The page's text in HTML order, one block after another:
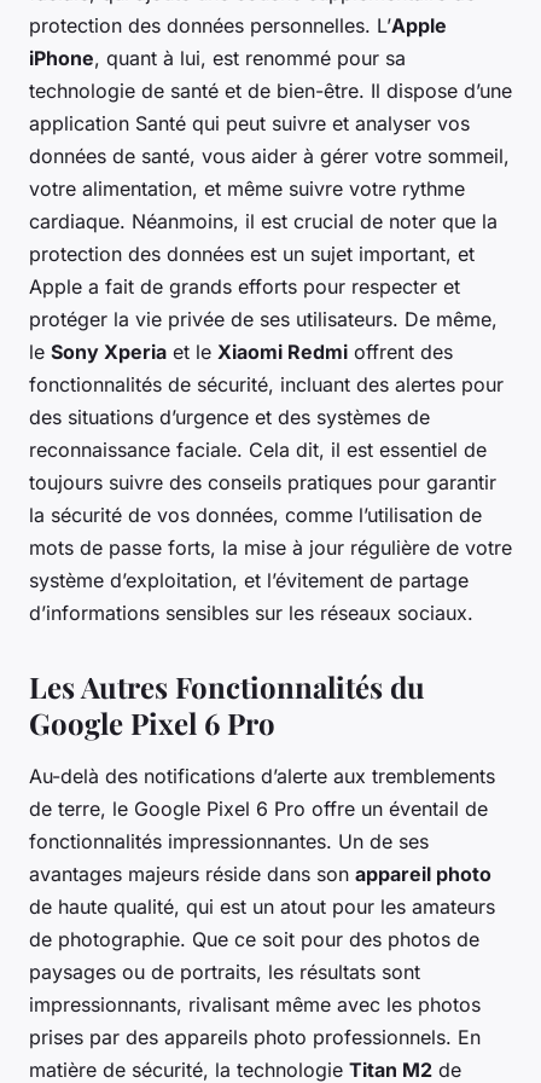
protection des données personnelles. L’Apple
iPhone, quant à lui, est renommé pour sa
technologie de santé et de bien-être. Il dispose d’une
application Santé qui peut suivre et analyser vos
données de santé, vous aider à gérer votre sommeil,
votre alimentation, et même suivre votre rythme
cardiaque. Néanmoins, il est crucial de noter que la
protection des données est un sujet important, et
Apple a fait de grands efforts pour respecter et
protéger la vie privée de ses utilisateurs. De même,
le Sony Xperia et le Xiaomi Redmi offrent des
fonctionnalités de sécurité, incluant des alertes pour
des situations d’urgence et des systèmes de
reconnaissance faciale. Cela dit, il est essentiel de
toujours suivre des conseils pratiques pour garantir
la sécurité de vos données, comme l’utilisation de
mots de passe forts, la mise à jour régulière de votre
système d’exploitation, et l’évitement de partage
d’informations sensibles sur les réseaux sociaux.
Les Autres Fonctionnalités du
Google Pixel 6 Pro
Au-delà des notifications d’alerte aux tremblements
de terre, le Google Pixel 6 Pro offre un éventail de
fonctionnalités impressionnantes. Un de ses
avantages majeurs réside dans son appareil photo
de haute qualité, qui est un atout pour les amateurs
de photographie. Que ce soit pour des photos de
paysages ou de portraits, les résultats sont
impressionnants, rivalisant même avec les photos
prises par des appareils photo professionnels. En
matière de sécurité, la technologie Titan M2 de